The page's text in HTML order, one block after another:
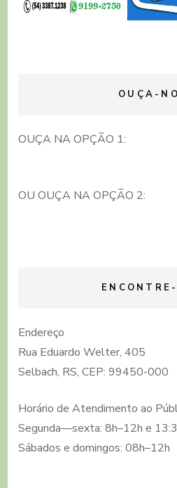
OUÇA-
OUÇA NA OPÇÃO 1:
OU OUÇA NA OPÇÃO 2:
Endereço
Rua Eduardo Welter, 405
Selbach, RS, CEP: 99450-000
Horário de Atendimento ao
Segunda—sexta: 8h–12h e
Sábados e domingos: 08h–12h